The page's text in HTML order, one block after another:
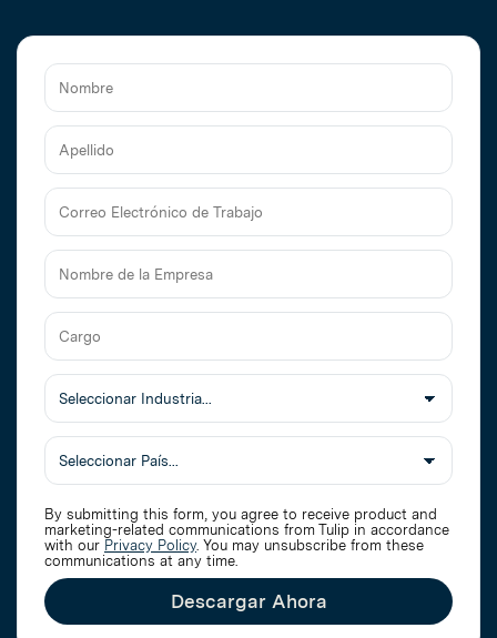
Nombre
Apellido
Correo
Electrónico
de
Trabajo
Nombre
de
la
Empresa
Cargo
Seleccionar
Industria
Pais
By submitting this form, you agree to receive product and
marketing-related communications from Tulip in accordance
with our Privacy Policy. You may unsubscribe from these
communications at any time.
Descargar Ahora